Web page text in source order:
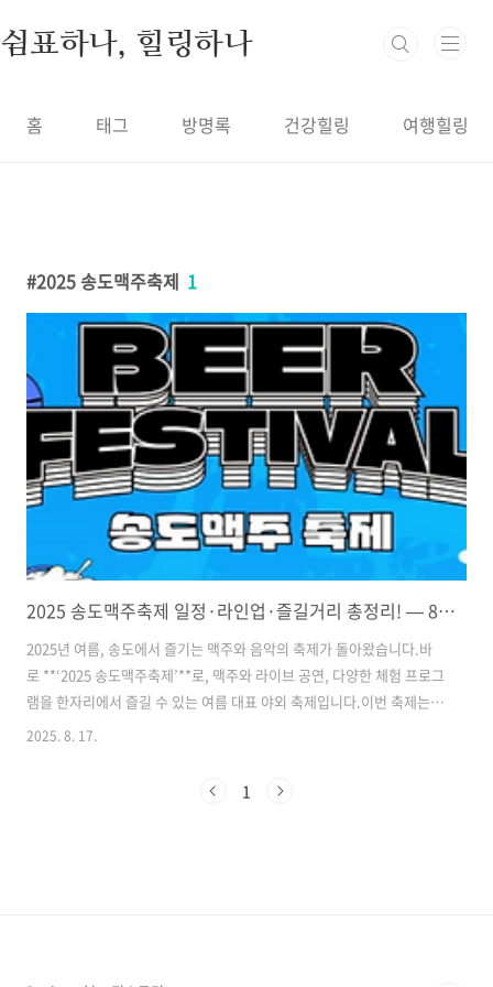
쉼표하나, 힐링하나
홈 태그 방명록 건강힐링 여행힐링
2025 송도맥주축제 1
2025 송도맥주축제 일정·라인업·즐길거리 총정리! — 8/22~8/30 송도 달빛축제공원
2025년 여름, 송도에서 즐기는 맥주와 음악의 축제가 돌아왔습니다.바
로 **‘2025 송도맥주축제’**로, 맥주와 라이브 공연, 다양한 체험 프로그
램을 한자리에서 즐길 수 있는 여름 대표 야외 축제입니다.이번 축제는 9
일간 인천 송도 달빛축제공원에서 개최되며, 넓은 잔디밭과 편리한 시설
글에서는 송도맥주축제 일정, 공연 라인업, 즐길 거리, 입장 정보, 예매
2025. 8. 17.
1